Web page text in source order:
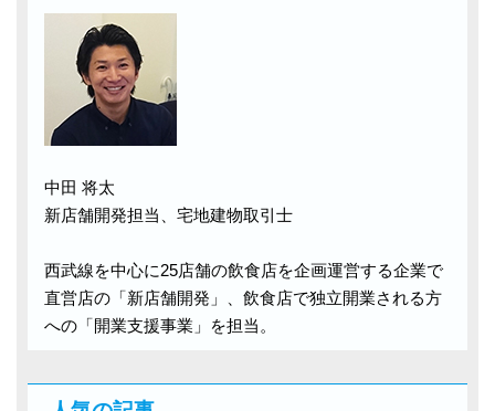
中田 将太
新店舗開発担当、宅地建物取引士
西武線を中心に25店舗の飲食店を企画運営する企業で
直営店の「新店舗開発」、飲食店で独立開業される方
への「開業支援事業」を担当。